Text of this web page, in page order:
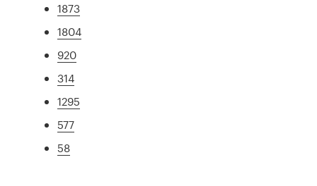
1873
1804
920
314
1295
577
58